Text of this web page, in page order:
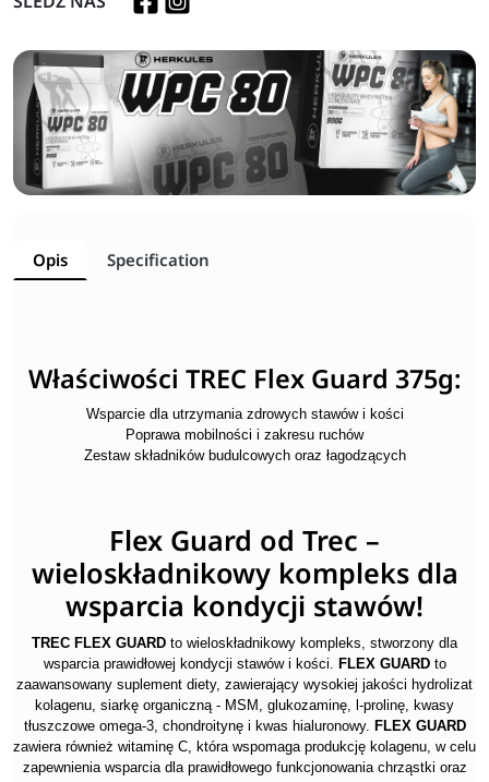
Opis Specification
Właściwości TREC Flex Guard 375g:
Wsparcie dla utrzymania zdrowych stawów i kości
Poprawa mobilności i zakresu ruchów
Zestaw składników budulcowych oraz łagodzących
Flex Guard od Trec –
wieloskładnikowy kompleks dla
wsparcia kondycji stawów!
TREC FLEX GUARD to wieloskładnikowy kompleks, stworzony dla
wsparcia prawidłowej kondycji stawów i kości.
FLEX GUARD to
zaawansowany suplement diety, zawierający wysokiej jakości hydrolizat
kolagenu, siarkę organiczną - MSM, glukozaminę, l-prolinę, kwasy
tłuszczowe omega-3, chondroitynę i kwas hialuronowy. FLEX GUARD
zawiera również witaminę C, która wspomaga produkcję kolagenu, w celu
zapewnienia wsparcia dla prawidłowego funkcjonowania chrząstki oraz